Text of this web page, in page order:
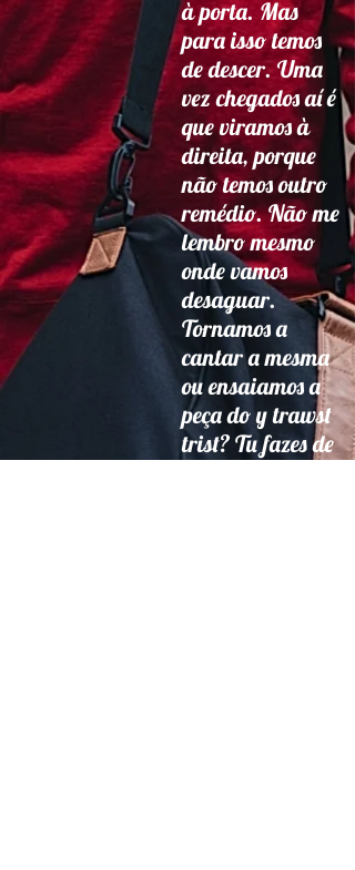
à porta. Mas
para isso temos
de descer. Uma
vez chegados aí é
que viramos à
direita, porque
não temos outro
remédio. Não me
lembro mesmo
onde vamos
desaguar.
Tornamos a
cantar a mesma
ou ensaiamos a
peça do y trawst
trist? Tu fazes de